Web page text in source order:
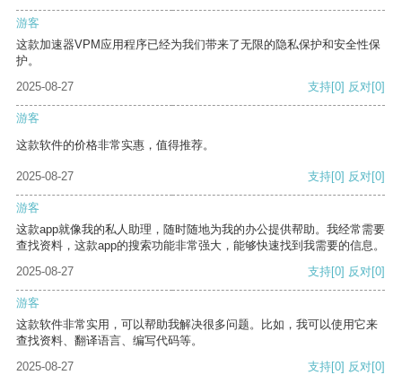
游客
这款加速器VPM应用程序已经为我们带来了无限的隐私保护和安全性保
护。
2025-08-27
支持[0] 反对[0]
游客
这款软件的价格非常实惠，值得推荐。
2025-08-27 支持[0] 反对[0]
游客
这款app就像我的私人助理，随时随地为我的办公提供帮助。我经常需要
查找资料，这款app的搜索功能非常强大，能够快速找到我需要的信息。
2025-08-27
支持[0] 反对[0]
游客
这款软件非常实用，可以帮助我解决很多问题。比如，我可以使用它来
查找资料、翻译语言、编写代码等。
2025-08-27
支持[0] 反对[0]